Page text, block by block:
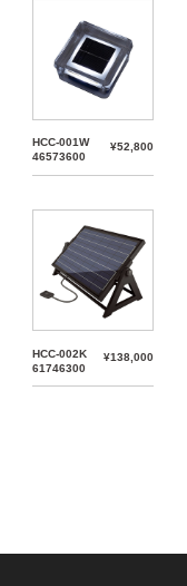
HCC-001W
46573600
¥52,800
HCC-002K
61746300
¥138,000